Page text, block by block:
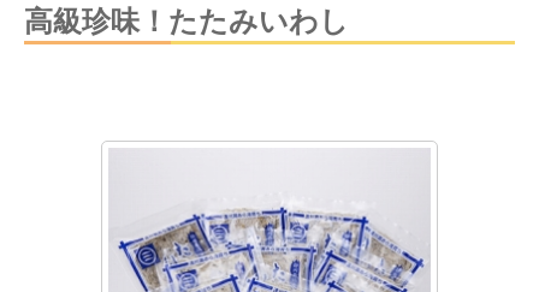
高級珍味！たたみいわし